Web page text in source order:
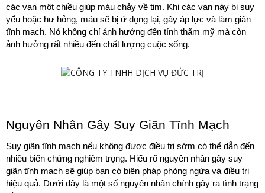
các van một chiều giúp máu chảy về tim. Khi các van này bị suy
yếu hoặc hư hỏng, máu sẽ bị ứ đọng lại, gây áp lực và làm giãn
tĩnh mạch. Nó không chỉ ảnh hưởng đến tính thẩm mỹ mà còn
ảnh hưởng rất nhiều đến chất lượng cuộc sống.
Nguyên Nhân Gây Suy Giãn Tĩnh Mạch
Suy giãn tĩnh mạch nếu không được điều trị sớm có thể dẫn đến
nhiều biến chứng nghiêm trọng. Hiểu rõ nguyên nhân gây suy
giãn tĩnh mạch sẽ giúp bạn có biện pháp phòng ngừa và điều trị
hiệu quả. Dưới đây là một số nguyên nhân chính gây ra tình trạng